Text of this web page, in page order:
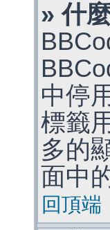
» 什
中停
標籤
多的
面中
回頂端